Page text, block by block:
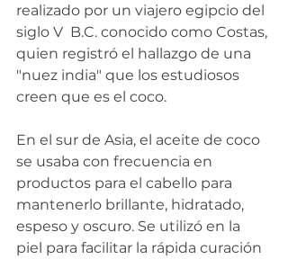
realizado por un viajero egipcio del
siglo V  B.C. conocido como Costas,
quien registró el hallazgo de una
"nuez india" que los estudiosos
creen que es el coco.
En el sur de Asia, el aceite de coco
se usaba con frecuencia en
productos para el cabello para
mantenerlo brillante, hidratado,
espeso y oscuro. Se utilizó en la
piel para facilitar la rápida curación